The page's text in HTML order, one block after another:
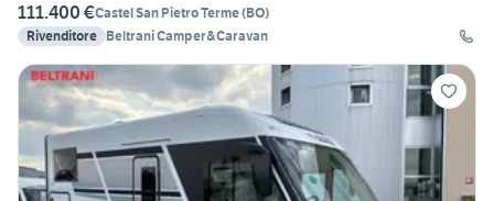
111.400 €Castel San Pietro Terme(BO)
Rivenditore Beltrani Camper&Caravan